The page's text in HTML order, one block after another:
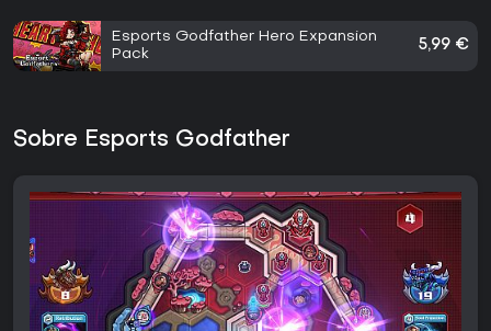
Esports Godfather Hero Expansion
Pack
5,99 €
Sobre Esports Godfather